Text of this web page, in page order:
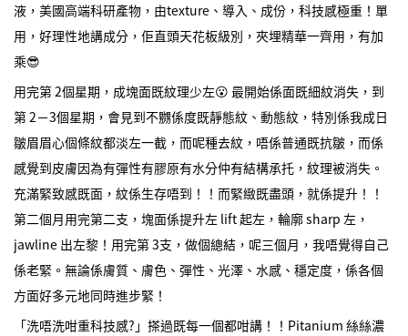
液，美國高端科研產物，由texture、導入、成份，科技感極重！單
用，好理性地講成分，佢直頭天花板級別，夾埋精華一齊用，有加
乘😎
用完第 2個星期，成塊面既紋理少左😮 最開始係面既細紋消失，到
第 2－3個星期，會見到不嬲係度既靜態紋、動態紋，特別係我成日
皺眉眉心個條紋都淡左一截，而呢種去紋，唔係普通既抗皺，而係
感覺到皮膚因為有彈性有膠原有水分仲有結構承托，紋理被消失。
充滿緊致感既面，紋係生存唔到！！而緊緻既盡頭，就係提升！！
第二個月用完第二支，塊面係提升左 lift 起左，輪廓 sharp 左，
jawline 出左黎！用完第 3支，做個總結，呢三個月，我唔覺得自己
係老緊。無論係膚質、膚色、彈性、光澤、水感、穩定度，係各個
方面好多元地同時進步緊！
「洗唔洗咁重科技感?」搽過既每一個都咁講！！Pitanium 絲絲濃